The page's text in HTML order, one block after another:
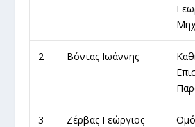
2 Βόντας Ιωάννης
3 Ζέρβας Γεώργιος